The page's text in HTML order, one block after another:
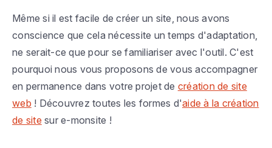
Même si il est facile de créer un site, nous avons
conscience que cela nécessite un temps d'adaptation,
ne serait-ce que pour se familiariser avec l'outil. C'est
pourquoi nous vous proposons de vous accompagner
en permanence dans votre projet de création de site
web ! Découvrez toutes les formes d'aide à la création
de site sur e-monsite !